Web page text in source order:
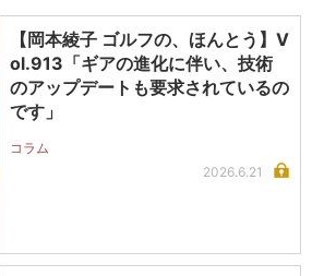
【岡本綾子 ゴルフの、ほんとう】V
ol.913「ギアの進化に伴い、技術
のアップデートも要求されているの
です」
コラム
2026.6.21